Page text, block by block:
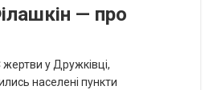
— про
жертви у Дружківці,
населені пункти